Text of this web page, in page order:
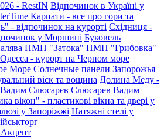
- RestIN Відпочинок в Україні у
Карпати - все про гори та
- відпочинок на курорті Східниця -
у Моршині Буковель
НМП "Затока" НМП "Грибовка"
Одесса - курорт на Черном море
Море Солнечные панели Запорожья
віск та вощина Долина Меду -
Вадим Слюсарєв Слюсарев Вадим
вікон" - пластикові вікна та двері у
у Запоріжжі Натяжні стелі у